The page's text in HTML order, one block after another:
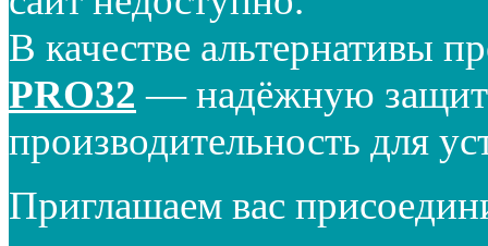
В качестве альтернативы
PRO32 — надёжную
производительность для
Приглашаем вас